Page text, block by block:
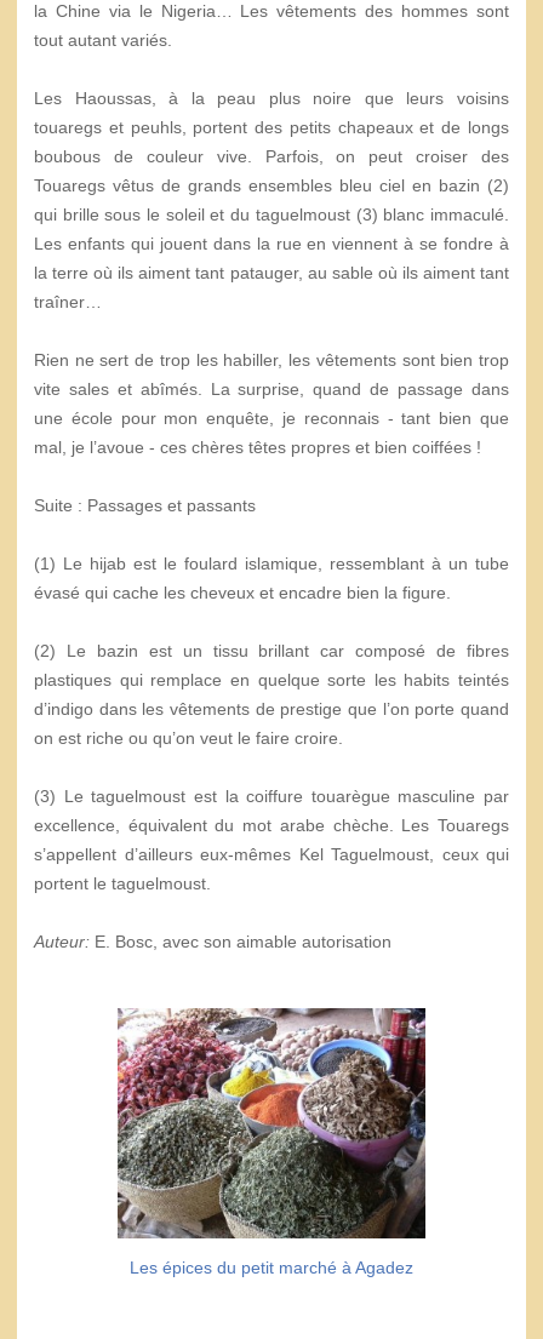
la Chine via le Nigeria… Les vêtements des hommes sont
tout autant variés.
Les Haoussas, à la peau plus noire que leurs voisins
touaregs et peuhls, portent des petits chapeaux et de longs
boubous de couleur vive. Parfois, on peut croiser des
Touaregs vêtus de grands ensembles bleu ciel en bazin (2)
qui brille sous le soleil et du taguelmoust (3) blanc immaculé.
Les enfants qui jouent dans la rue en viennent à se fondre à
la terre où ils aiment tant patauger, au sable où ils aiment tant
traîner…
Rien ne sert de trop les habiller, les vêtements sont bien trop
vite sales et abîmés. La surprise, quand de passage dans
une école pour mon enquête, je reconnais - tant bien que
mal, je l’avoue - ces chères têtes propres et bien coiffées !
Suite : Passages et passants
(1) Le hijab est le foulard islamique, ressemblant à un tube
évasé qui cache les cheveux et encadre bien la figure.
(2) Le bazin est un tissu brillant car composé de fibres
plastiques qui remplace en quelque sorte les habits teintés
d’indigo dans les vêtements de prestige que l’on porte quand
on est riche ou qu’on veut le faire croire.
(3) Le taguelmoust est la coiffure touarègue masculine par
excellence, équivalent du mot arabe chèche. Les Touaregs
s’appellent d’ailleurs eux-mêmes Kel Taguelmoust, ceux qui
portent le taguelmoust.
Auteur: E. Bosc, avec son aimable autorisation
Les épices du petit marché à Agadez